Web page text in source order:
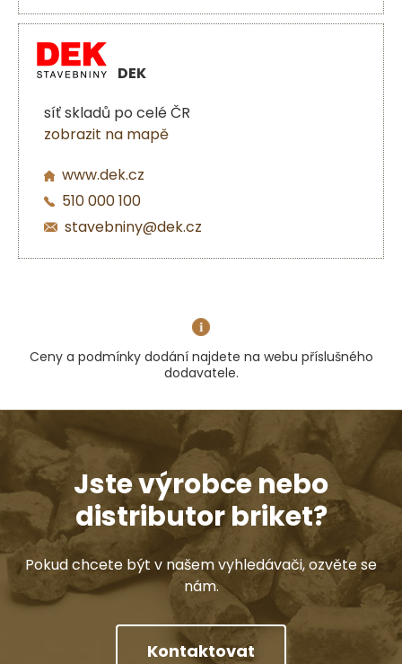
DEK
síť skladů po celé ČR
zobrazit na mapě
www.dek.cz
510 000 100
stavebniny@dek.cz
Ceny a podmínky dodání najdete na webu příslušného
dodavatele.
Jste výrobce nebo
distributor briket?
Pokud chcete být v našem vyhledávači, ozvěte se
nám.
Kontaktovat